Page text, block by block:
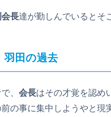
長達が勤しんでいるとそ
羽田の過去
、 会長はその才覚を認め
の事に集中しようやと現